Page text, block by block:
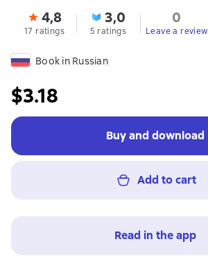
4,8
17 ratings
3,0
5 ratings
0
Leave a review
Book in Russian
$3.18
Buy and download
Add to cart
Read in the app